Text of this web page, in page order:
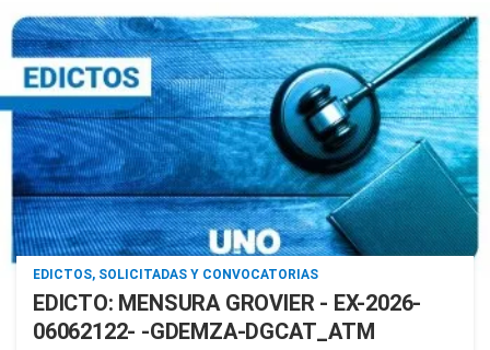
EDICTOS, SOLICITADAS Y CONVOCATORIAS
EDICTO: MENSURA GROVIER - EX-2026-
06062122- -GDEMZA-DGCAT_ATM